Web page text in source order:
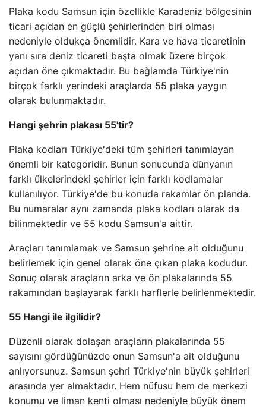
Plaka kodu Samsun için özellikle Karadeniz bölgesinin
ticari açıdan en güçlü şehirlerinden biri olması
nedeniyle oldukça önemlidir. Kara ve hava ticaretinin
yanı sıra deniz ticareti başta olmak üzere birçok
açıdan öne çıkmaktadır. Bu bağlamda Türkiye'nin
birçok farklı yerindeki araçlarda 55 plaka yaygın
olarak bulunmaktadır.
Hangi şehrin plakası 55'tir?
Plaka kodları Türkiye'deki tüm şehirleri tanımlayan
önemli bir kategoridir. Bunun sonucunda dünyanın
farklı ülkelerindeki şehirler için farklı kodlamalar
kullanılıyor. Türkiye'de bu konuda rakamlar ön planda.
Bu numaralar aynı zamanda plaka kodları olarak da
bilinmektedir ve 55 kodu Samsun'a aittir.
Araçları tanımlamak ve Samsun şehrine ait olduğunu
belirlemek için genel olarak öne çıkan plaka kodudur.
Sonuç olarak araçların arka ve ön plakalarında 55
rakamından başlayarak farklı harflerle belirlenmektedir.
55 Hangi ile ilgilidir?
Düzenli olarak dolaşan araçların plakalarında 55
sayısını gördüğünüzde onun Samsun'a ait olduğunu
anlıyorsunuz. Samsun şehri Türkiye'nin büyük şehirleri
arasında yer almaktadır. Hem nüfusu hem de merkezi
konumu ve liman kenti olması nedeniyle büyük önem